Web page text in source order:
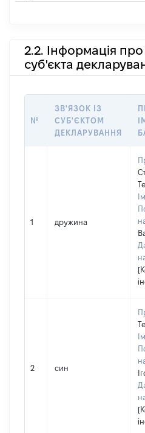
2.2. Інформація про
суб'єкта
№
ЗВ'ЯЗОК ІЗ
СУБ'ЄКТОМ
ДЕКЛАРУВАННЯ
1 дружина
2 син